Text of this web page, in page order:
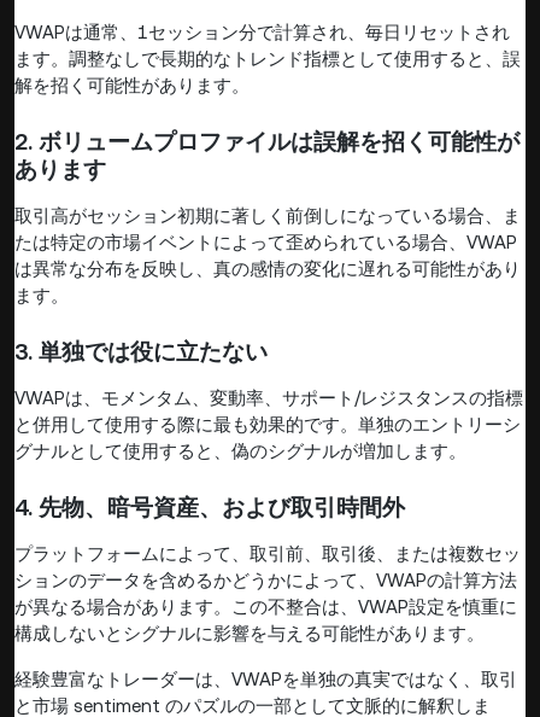
VWAPは通常、1セッション分で計算され、毎日リセットされ
ます。調整なしで長期的なトレンド指標として使用すると、誤
解を招く可能性があります。
2. ボリュームプロファイルは誤解を招く可能性が
あります
取引高がセッション初期に著しく前倒しになっている場合、ま
たは特定の市場イベントによって歪められている場合、VWAP
は異常な分布を反映し、真の感情の変化に遅れる可能性があり
ます。
3. 単独では役に立たない
VWAPは、モメンタム、変動率、サポート/レジスタンスの指標
と併用して使用する際に最も効果的です。単独のエントリーシ
グナルとして使用すると、偽のシグナルが増加します。
4. 先物、暗号資産、および取引時間外
プラットフォームによって、取引前、取引後、または複数セッ
ションのデータを含めるかどうかによって、VWAPの計算方法
が異なる場合があります。この不整合は、VWAP設定を慎重に
構成しないとシグナルに影響を与える可能性があります。
経験豊富なトレーダーは、VWAPを単独の真実ではなく、取引
と市場 sentiment のパズルの一部として文脈的に解釈しま